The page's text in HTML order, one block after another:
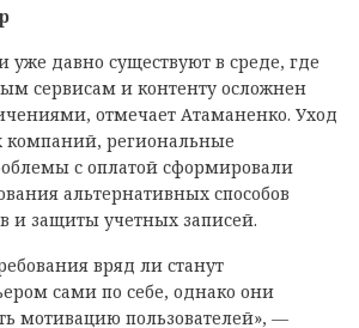
уже давно существуют в среде, где
сервисам и контенту осложнен
отмечает Атаманенко. Уход
компаний, региональные
с оплатой сформировали
альтернативных способов
и защиты учетных записей.
вряд ли станут
сами по себе, однако они
мотивацию пользователей», —